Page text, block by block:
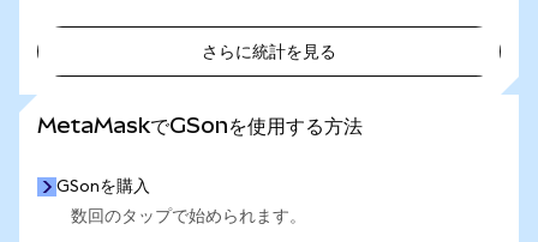
さらに統計を見る
MetaMaskでGSonを使用する方法
GSonを購入
数回のタップで始められます。